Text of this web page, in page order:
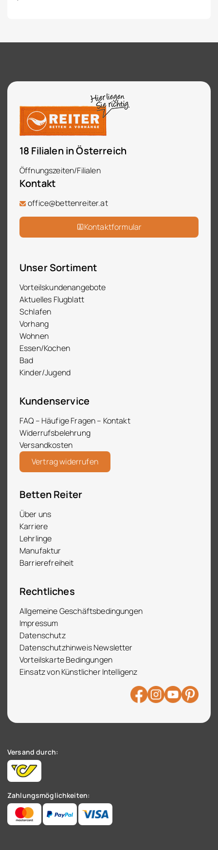
18 Filialen in Österreich
Öffnungszeiten/Filialen
Kontakt
office@bettenreiter.at
Kontaktformular
Unser Sortiment
Vorteilskundenangebote
Aktuelles Flugblatt
Schlafen
Vorhang
Wohnen
Essen/Kochen
Bad
Kinder/Jugend
Kundenservice
FAQ – Häufige Fragen – Kontakt
Widerrufsbelehrung
Versandkosten
Vertrag widerrufen
Betten Reiter
Über uns
Karriere
Lehrlinge
Manufaktur
Barrierefreiheit
Rechtliches
Allgemeine Geschäftsbedingungen
Impressum
Datenschutz
Datenschutzhinweis Newsletter
Vorteilskarte Bedingungen
Einsatz von Künstlicher Intelligenz
Versand durch:
Zahlungsmöglichkeiten: